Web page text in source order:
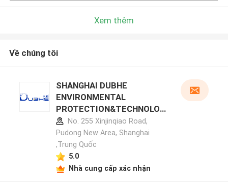
Xem thêm
Về chúng tôi
SHANGHAI DUBHE
ENVIRONMENTAL
PROTECTION&TECHNOLOG
Y CO.,LTD hồ sơ nhà sản xuất
No. 255 Xinjinqiao Road,
Pudong New Area, Shanghai
,Trung Quốc
5.0
Nhà cung cấp xác nhận